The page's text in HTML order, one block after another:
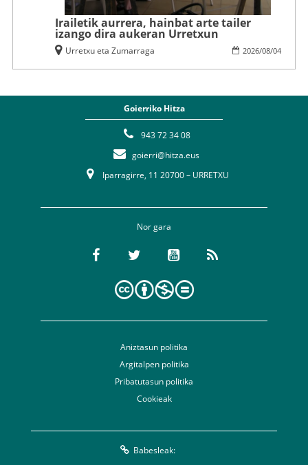
Irailetik aurrera, hainbat arte tailer
izango dira aukeran Urretxun
2026/08/04
Urretxu eta Zumarraga
Goierriko Hitza
943 72 34 08
goierri@hitza.eus
Iparragirre, 11 20700 – URRETXU
Nor gara
Aniztasun politika
Argitalpen politika
Pribatutasun politika
Cookieak
Babesleak: